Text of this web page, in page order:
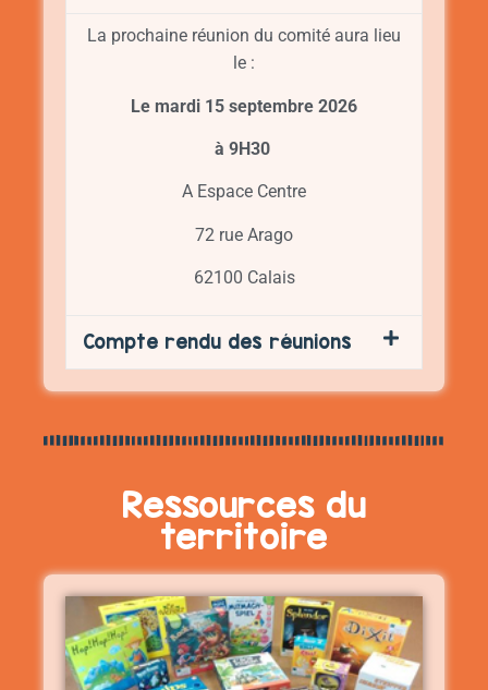
La prochaine réunion du comité aura lieu
le :
Le mardi 15 septembre 2026
à 9H30
A Espace Centre
72 rue Arago
62100 Calais
Compte rendu des réunions
Ressources du
territoire